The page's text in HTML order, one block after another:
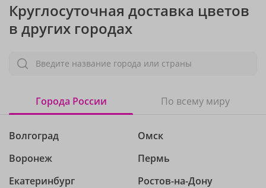
Круглосуточная доставка цветов
в других городах
Введите название города или страны
Города России По всему миру
Волгоград
Воронеж
Екатеринбург
Омск
Пермь
Ростов-на-Дону